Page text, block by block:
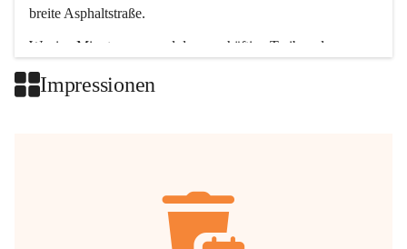
breite Asphaltstraße.
Wenige Minuten nur, und das geschäftige Treiben der
Impressionen